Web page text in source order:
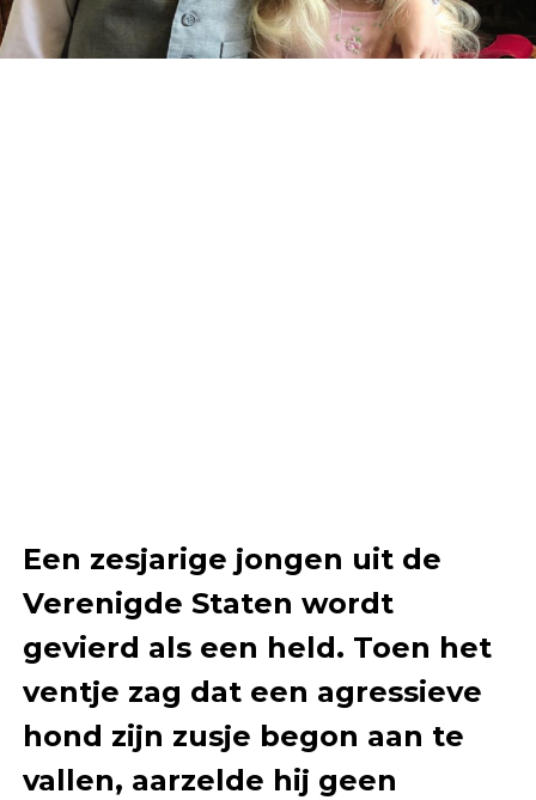
Een zesjarige jongen uit de
Verenigde Staten wordt
gevierd als een held. Toen het
ventje zag dat een agressieve
hond zijn zusje begon aan te
vallen, aarzelde hij geen